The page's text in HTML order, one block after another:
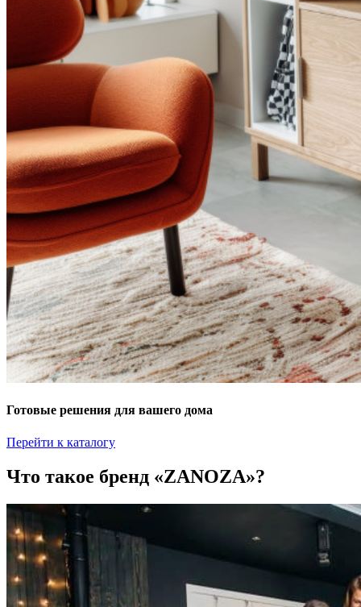
Готовые решения для вашего дома
Перейти к каталогу
Что такое бренд «ZANOZA»?